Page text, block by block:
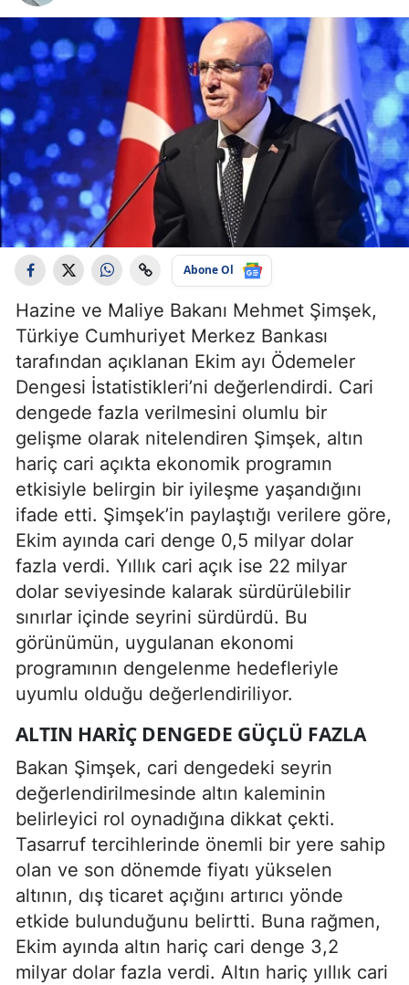
Abone Ol
Hazine ve Maliye Bakanı Mehmet Şimşek,
Türkiye Cumhuriyet Merkez Bankası
tarafından açıklanan Ekim ayı Ödemeler
Dengesi İstatistikleri’ni değerlendirdi. Cari
dengede fazla verilmesini olumlu bir
gelişme olarak nitelendiren Şimşek, altın
hariç cari açıkta ekonomik programın
etkisiyle belirgin bir iyileşme yaşandığını
ifade etti. Şimşek’in paylaştığı verilere göre,
Ekim ayında cari denge 0,5 milyar dolar
fazla verdi. Yıllık cari açık ise 22 milyar
dolar seviyesinde kalarak sürdürülebilir
sınırlar içinde seyrini sürdürdü. Bu
görünümün, uygulanan ekonomi
programının dengelenme hedefleriyle
uyumlu olduğu değerlendiriliyor.
ALTIN HARIÇ DENGEDE GÜÇLÜ FAZLA
Bakan Şimşek, cari dengedeki seyrin
değerlendirilmesinde altın kaleminin
belirleyici rol oynadığına dikkat çekti.
Tasarruf tercihlerinde önemli bir yere sahip
olan ve son dönemde fiyatı yükselen
altının, dış ticaret açığını artırıcı yönde
etkide bulunduğunu belirtti. Buna rağmen,
Ekim ayında altın hariç cari denge 3,2
milyar dolar fazla verdi. Altın hariç yıllık cari